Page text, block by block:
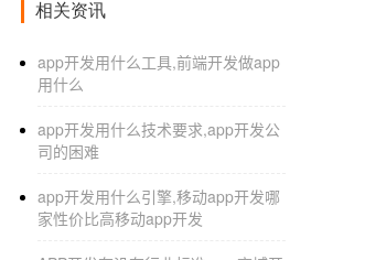
相关资讯
app开发用什么工具,前端开发做app
用什么
app开发用什么技术要求,app开发公
司的困难
app开发用什么引擎,移动app开发哪
家性价比高移动app开发